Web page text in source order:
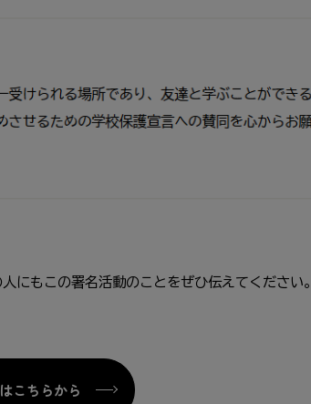
にもこの署名活動のことをぜひ伝えてください。
こちらから